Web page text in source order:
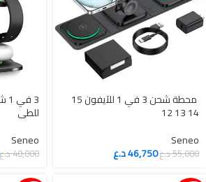
‎ محطة شحن 3 في 1 للآيفون 15
14 13 12
Seneo
55,000د.ع46,750د.ع
للطي
Seneo
40,000د.ع